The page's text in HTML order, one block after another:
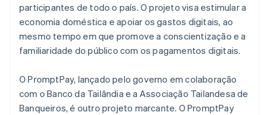
participantes de todo o país. O projeto visa estimular a
economia doméstica e apoiar os gastos digitais, ao
mesmo tempo em que promove a conscientização e a
familiaridade do público com os pagamentos digitais.
O PromptPay, lançado pelo governo em colaboração
com o Banco da Tailândia e a Associação Tailandesa de
Banqueiros, é outro projeto marcante. O PromptPay